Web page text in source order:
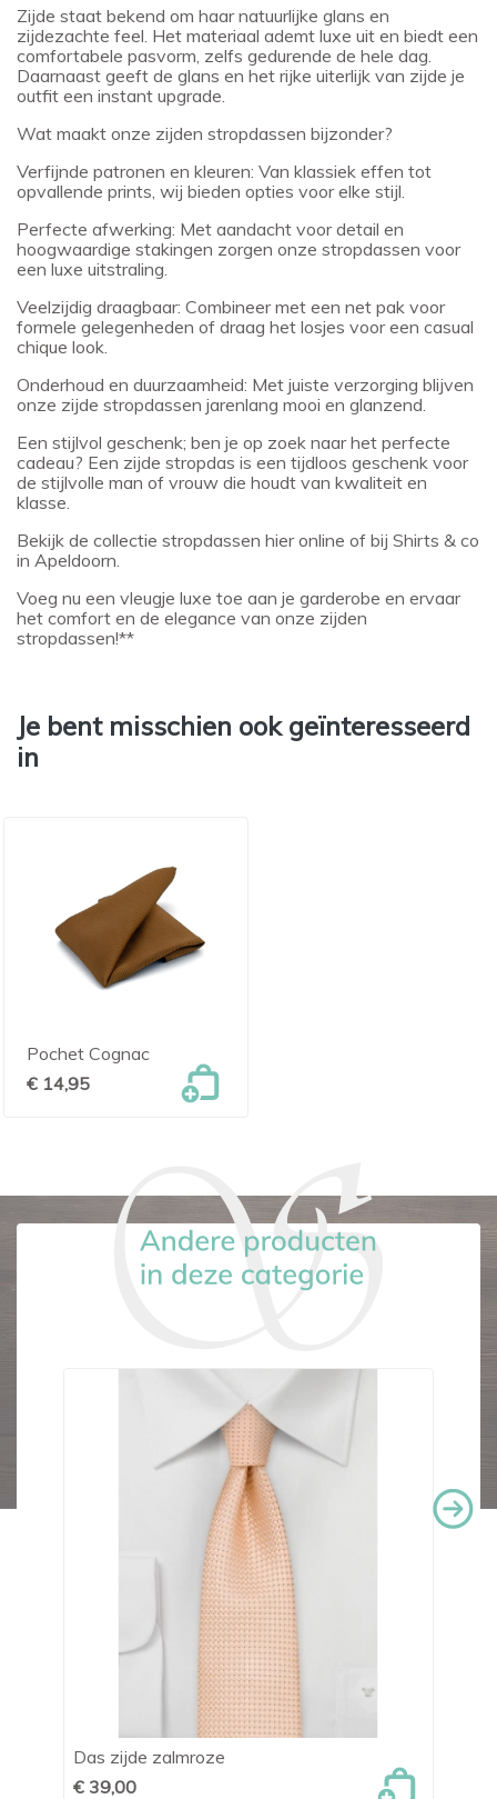
Zijde staat bekend om haar natuurlijke glans en
zijdezachte feel. Het materiaal ademt luxe uit en biedt een
comfortabele pasvorm, zelfs gedurende de hele dag.
Daarnaast geeft de glans en het rijke uiterlijk van zijde je
outfit een instant upgrade.
Wat maakt onze zijden stropdassen bijzonder?
Verfijnde patronen en kleuren: Van klassiek effen tot
opvallende prints, wij bieden opties voor elke stijl.
Perfecte afwerking: Met aandacht voor detail en
hoogwaardige stakingen zorgen onze stropdassen voor
een luxe uitstraling.
Veelzijdig draagbaar: Combineer met een net pak voor
formele gelegenheden of draag het losjes voor een casual
chique look.
Onderhoud en duurzaamheid: Met juiste verzorging blijven
onze zijde stropdassen jarenlang mooi en glanzend.
Een stijlvol geschenk; ben je op zoek naar het perfecte
cadeau? Een zijde stropdas is een tijdloos geschenk voor
de stijlvolle man of vrouw die houdt van kwaliteit en
klasse.
Bekijk de collectie stropdassen hier online of bij Shirts & co
in Apeldoorn.
Voeg nu een vleugje luxe toe aan je garderobe en ervaar
het comfort en de elegance van onze zijden
stropdassen!**
Je bent misschien ook geïnteresseerd
in
Pochet Cognac
€ 14,95
Das zijde zalmroze
€ 39,00